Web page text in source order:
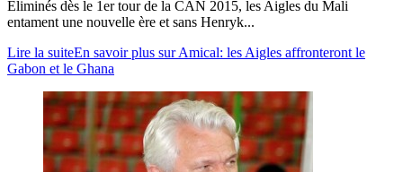
Éliminés dès le 1er tour de la CAN 2015, les Aigles du Mali
entament une nouvelle ère et sans Henryk...
Lire la suiteEn savoir plus sur Amical: les Aigles affronteront le
Gabon et le Ghana